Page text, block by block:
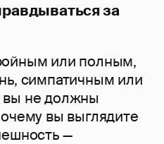
за
или полным,
симпатичным или
не должны
вы выглядите
—